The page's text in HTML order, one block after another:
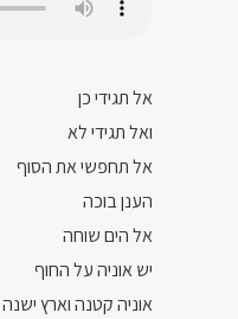
אל תגידי כן
ואל תגידי לא
אל תחפשי את הסוף
הענן בוכה
אל הים שוחה
יש אוניה על החוף
אוניה קטנה וארץ ישנה